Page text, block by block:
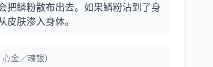
把鳞粉散布出去。如果鳞粉沾到了身
皮肤渗入身体。
金／魂银）